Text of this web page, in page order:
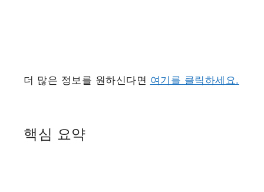
더 많은 정보를 원하신다면 여기를 클릭하세요.
핵심 요약